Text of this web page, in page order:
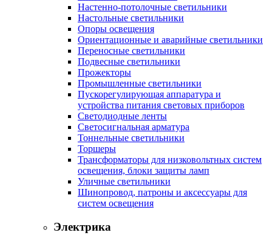
Настенно-потолочные светильники
Настольные светильники
Опоры освещения
Ориентационные и аварийные светильники
Переносные светильники
Подвесные светильники
Прожекторы
Промышленные светильники
Пускорегулирующая аппаратура и
устройства питания световых приборов
Светодиодные ленты
Светосигнальная арматура
Тоннельные светильники
Торшеры
Трансформаторы для низковольтных систем
освещения, блоки защиты ламп
Уличные светильники
Шинопровод, патроны и аксессуары для
систем освещения
Электрика